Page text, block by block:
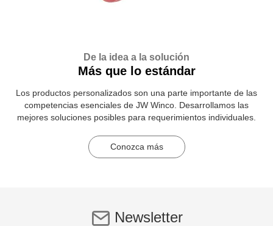
De la idea a la solución
Más que lo estándar
Los productos personalizados son una parte importante de las
competencias esenciales de JW Winco. Desarrollamos las
mejores soluciones posibles para requerimientos individuales.
Conozca más
Newsletter